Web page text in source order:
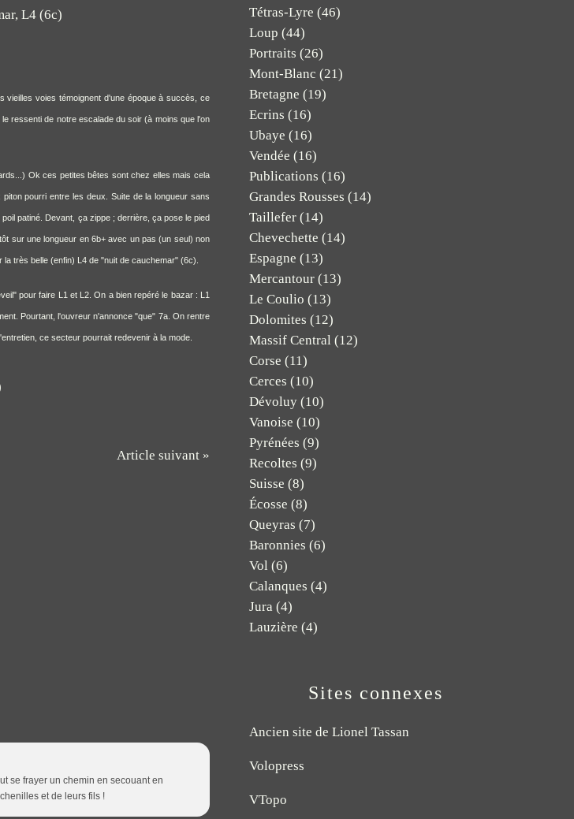
vieilles voies témoignent d'une époque à succès, ce
ressenti de notre escalade du soir (à moins que l'on
Ok ces petites bêtes sont chez elles mais cela
pourri entre les deux. Suite de la longueur sans
patiné. Devant, ça zippe ; derrière, ça pose le pied
sur une longueur en 6b+ avec un pas (un seul) non
très belle (enfin) L4 de "nuit de cauchemar" (6c).
pour faire L1 et L2. On a bien repéré le bazar : L1
Pourtant, l'ouvreur n'annonce "que" 7a. On rentre
ce secteur pourrait redevenir à la mode.
Article suivant »
se frayer un chemin en secouant en
et de leurs fils !
Tétras-Lyre (46)
Loup (44)
Portraits (26)
Mont-Blanc (21)
Bretagne (19)
Ecrins (16)
Ubaye (16)
Vendée (16)
Publications (16)
Grandes Rousses (14)
Taillefer (14)
Chevechette (14)
Espagne (13)
Mercantour (13)
Le Coulio (13)
Dolomites (12)
Massif Central (12)
Corse (11)
Cerces (10)
Dévoluy (10)
Vanoise (10)
Pyrénées (9)
Recoltes (9)
Suisse (8)
Écosse (8)
Queyras (7)
Baronnies (6)
Vol (6)
Calanques (4)
Jura (4)
Lauzière (4)
Sites connexes
Ancien site de Lionel Tassan
Volopress
VTopo